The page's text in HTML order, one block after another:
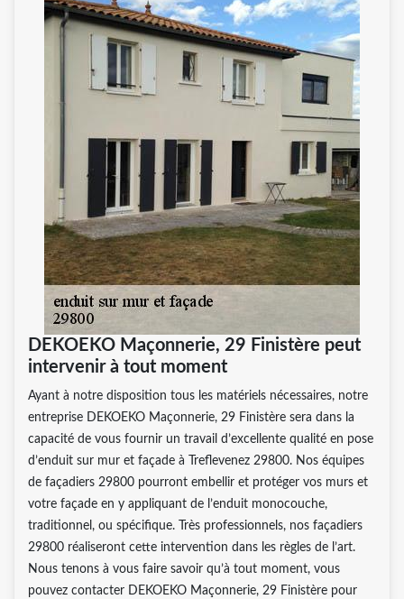
DEKOEKO Maçonnerie, 29 Finistère peut
intervenir à tout moment
Ayant à notre disposition tous les matériels nécessaires, notre
entreprise DEKOEKO Maçonnerie, 29 Finistère sera dans la
capacité de vous fournir un travail d’excellente qualité en pose
d’enduit sur mur et façade à Treflevenez 29800. Nos équipes
de façadiers 29800 pourront embellir et protéger vos murs et
votre façade en y appliquant de l’enduit monocouche,
traditionnel, ou spécifique. Très professionnels, nos façadiers
29800 réaliseront cette intervention dans les règles de l’art.
Nous tenons à vous faire savoir qu’à tout moment, vous
pouvez contacter DEKOEKO Maçonnerie, 29 Finistère pour